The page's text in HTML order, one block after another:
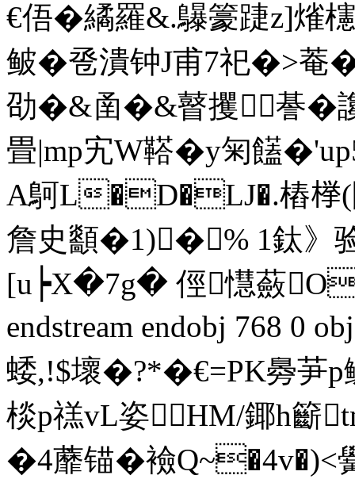
€俉�繘羅&.鸔籇踕z]
鲏�卺潰钟J甫7祀�>菴
劭�&圅�&瞽攫 諅�
畳|mp宄W鞳�y匊
A鴚L�D�LJ�.樁﨔
詹史顲�1)�% 1鈦》
[u┝X�7g� 俓懳蘞O
endstream endobj 768 0
蜲,!$壞�?*�€=PK臱
棪p禚vL姿HМ/鎁h籪
�4蘼锚�襝Q~�4v�)<